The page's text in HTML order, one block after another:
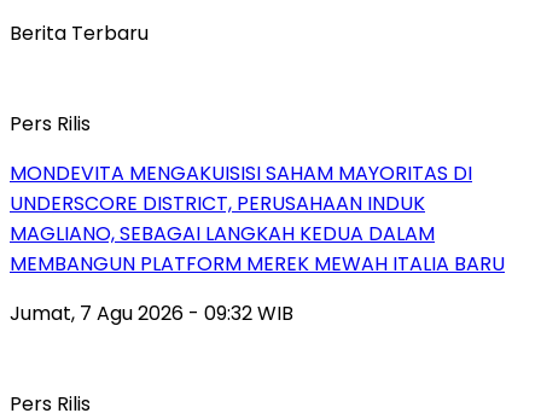
Berita Terbaru
Pers Rilis
MONDEVITA MENGAKUISISI SAHAM MAYORITAS DI
UNDERSCORE DISTRICT, PERUSAHAAN INDUK
MAGLIANO, SEBAGAI LANGKAH KEDUA DALAM
MEMBANGUN PLATFORM MEREK MEWAH ITALIA BARU
Jumat, 7 Agu 2026 - 09:32 WIB
Pers Rilis